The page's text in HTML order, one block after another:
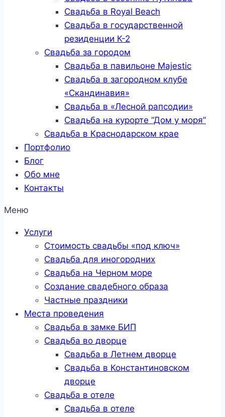
Свадьба в Royal Beach
Свадьба в государственной
резиденции К-2
Свадьба за городом
Свадьба в павильоне Majestic
Свадьба в загородном клубе
«Скандинавия»
Свадьба в «Лесной рапсодии»
Свадьба на курорте “Дом у моря”
Свадьба в Краснодарском крае
Портфолио
Блог
Обо мне
Контакты
Меню
Услуги
Стоимость свадьбы «под ключ»
Свадьба для иногородних
Свадьба на Черном море
Создание свадебного образа
Частные праздники
Места проведения
Свадьба в замке БИП
Свадьба во дворце
Свадьба в Летнем дворце
Свадьба в Константиновском
дворце
Свадьба в отеле
Свадьба в отеле